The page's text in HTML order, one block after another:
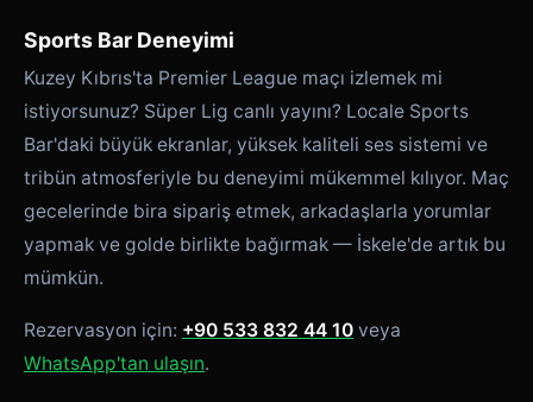
Sports Bar Deneyimi
Kuzey Kıbrıs'ta Premier League maçı izlemek mi
istiyorsunuz? Süper Lig canlı yayını? Locale Sports
Bar'daki büyük ekranlar, yüksek kaliteli ses sistemi ve
tribün atmosferiyle bu deneyimi mükemmel kılıyor. Maç
gecelerinde bira sipariş etmek, arkadaşlarla yorumlar
yapmak ve golde birlikte bağırmak — İskele'de artık bu
mümkün.
Rezervasyon için: +90 533 832 44 10 veya
WhatsApp'tan ulaşın.